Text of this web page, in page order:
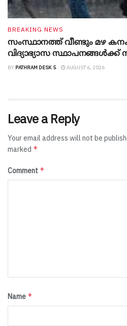
BREAKING NEWS
സംസ്ഥാനത്ത് വീണ്ടും മഴ
വിദ്യാഭ്യാസ സ്ഥാപനങ്ങൾക്ക്
BY PATHRAM DESK 5 AUGUST 6, 2026
Leave a Reply
Your email address will not be
marked *
Comment *
Name *